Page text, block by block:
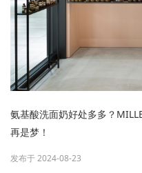
氨基酸洗面奶好处多多？
再是梦！
发布于 2024-08-23